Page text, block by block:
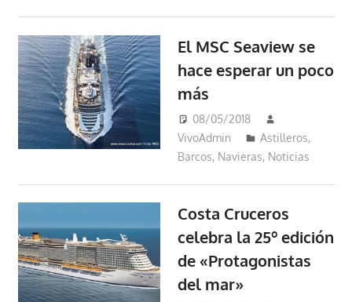
El MSC Seaview se
hace esperar un poco
más
08/05/2018
VivoAdmin
Astilleros,
Barcos, Navieras, Noticias
Costa Cruceros
celebra la 25º edición
de «Protagonistas
del mar»